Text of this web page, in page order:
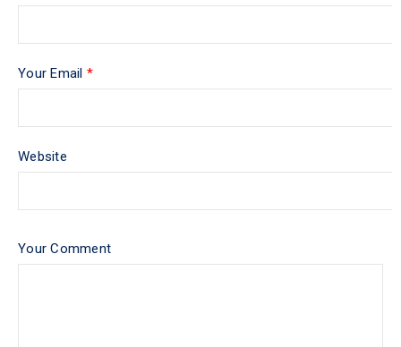
Your Email *
Website
Your Comment